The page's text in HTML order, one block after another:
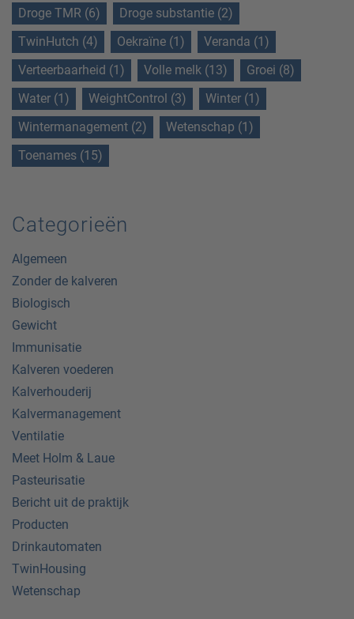
Droge TMR (6)
Droge substantie (2)
TwinHutch (4)
Oekraïne (1)
Veranda (1)
Verteerbaarheid (1)
Volle melk (13)
Groei (8)
Water (1)
WeightControl (3)
Winter (1)
Wintermanagement (2)
Wetenschap (1)
Toenames (15)
Categorieën
Algemeen
Zonder de kalveren
Biologisch
Gewicht
Immunisatie
Kalveren voederen
Kalverhouderij
Kalvermanagement
Ventilatie
Meet Holm & Laue
Pasteurisatie
Bericht uit de praktijk
Producten
Drinkautomaten
TwinHousing
Wetenschap